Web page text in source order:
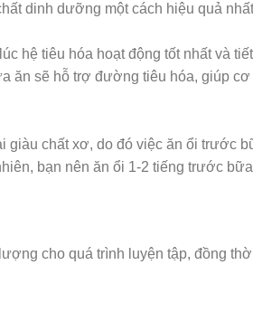
dinh dưỡng một cách hiệu quả
hệ tiêu hóa hoạt động tốt nhất và
ăn sẽ hỗ trợ đường tiêu hóa, giúp cơ
chất xơ, do đó việc ăn ổi trước
bạn nên ăn ổi 1-2 tiếng trước
cho quá trình luyện tập, đồng